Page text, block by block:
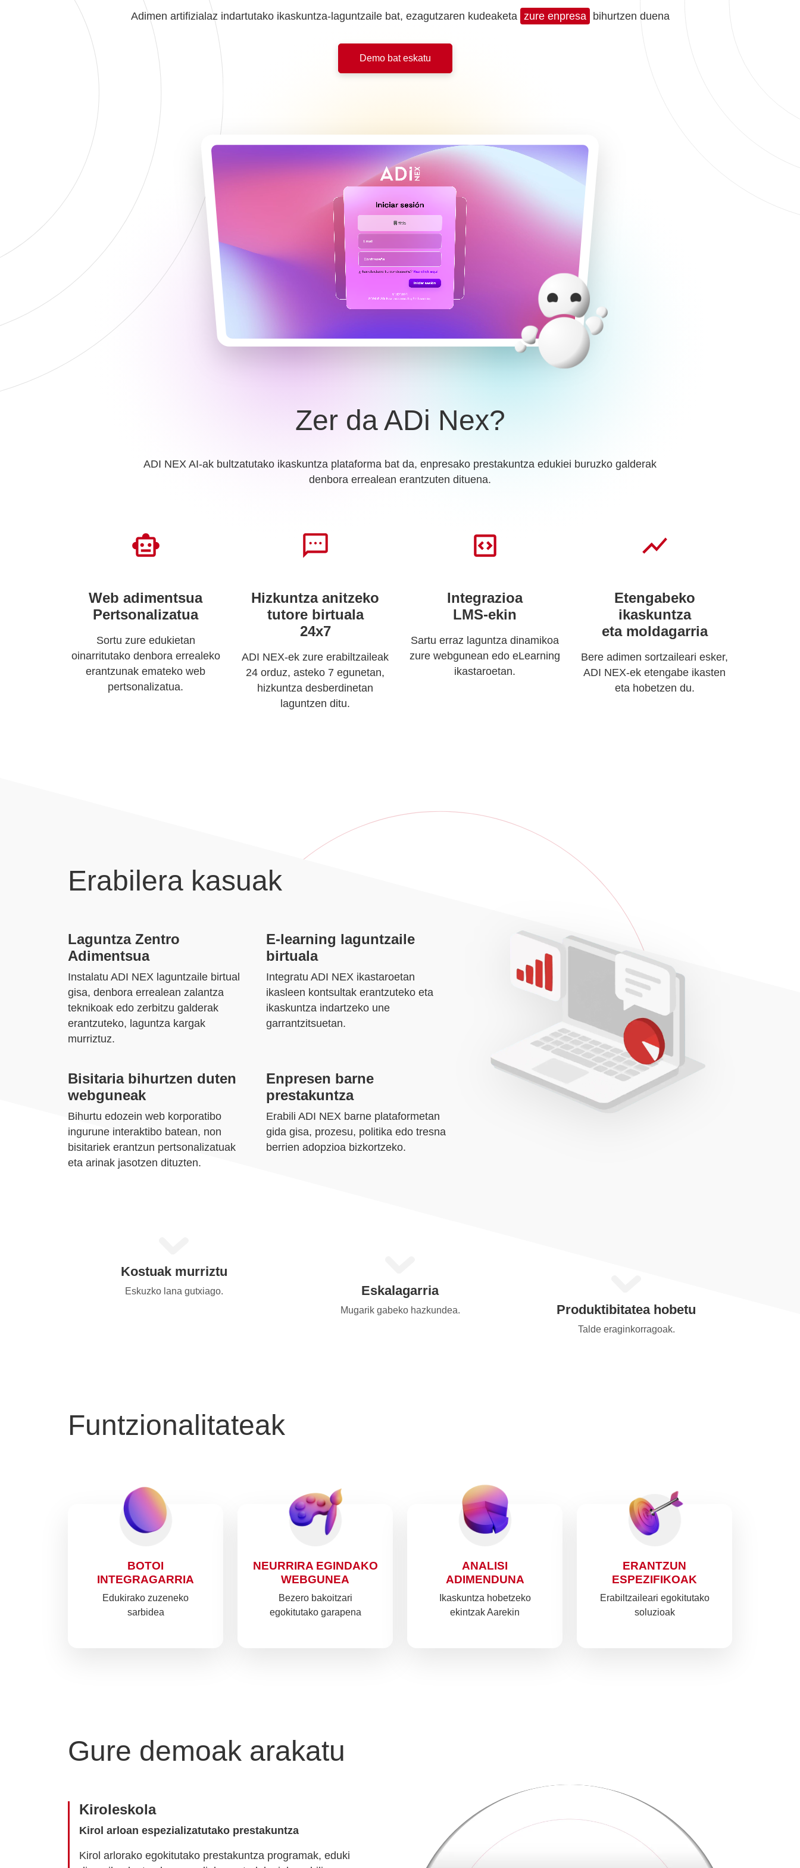
Adimen artifizialaz indartutako ikaskuntza-laguntzaile bat, ezagutzaren kudeaketa zure enpresa bihurtzen duena
Demo bat eskatu
Zer da ADi Nex?
ADI NEX AI-ak bultzatutako ikaskuntza plataforma bat da, enpresako prestakuntza edukiei buruzko galderak
denbora errealean erantzuten dituena.
Web adimentsua
Pertsonalizatua
Sortu zure edukietan
oinarritutako denbora errealeko
erantzunak emateko web
pertsonalizatua.
Hizkuntza anitzeko
tutore birtuala
24x7
ADI NEX-ek zure erabiltzaileak
24 orduz, asteko 7 egunetan,
hizkuntza desberdinetan
laguntzen ditu.
Integrazioa
LMS-ekin
Sartu erraz laguntza dinamikoa
zure webgunean edo eLearning
ikastaroetan.
Etengabeko
ikaskuntza
eta moldagarria
Bere adimen sortzaileari esker,
ADI NEX-ek etengabe ikasten
eta hobetzen du.
Erabilera kasuak
Laguntza Zentro
Adimentsua
Instalatu ADI NEX laguntzaile birtual
gisa, denbora errealean zalantza
teknikoak edo zerbitzu galderak
erantzuteko, laguntza kargak
murriztuz.
E-learning laguntzaile
birtuala
Integratu ADI NEX ikastaroetan
ikasleen kontsultak erantzuteko eta
ikaskuntza indartzeko une
garrantzitsuetan.
Bisitaria bihurtzen duten
webguneak
Bihurtu edozein web korporatibo
ingurune interaktibo batean, non
bisitariek erantzun pertsonalizatuak
eta arinak jasotzen dituzten.
Enpresen barne
prestakuntza
Erabili ADI NEX barne plataformetan
gida gisa, prozesu, politika edo tresna
berrien adopzioa bizkortzeko.
Kostuak murriztu
Eskuzko lana gutxiago. Eskalagarria
Mugarik gabeko hazkundea. Produktibitatea hobetu
Talde eraginkorragoak.
Funtzionalitateak
BOTOI
INTEGRAGARRIA
Edukirako zuzeneko
sarbidea
NEURRIRA EGINDAKO
WEBGUNEA
Bezero bakoitzari
egokitutako garapena
ANALISI
ADIMENDUNA
Ikaskuntza hobetzeko
ekintzak Aarekin
ERANTZUN
ESPEZIFIKOAK
Erabiltzaileari egokitutako
soluzioak
Gure demoak arakatu
Kiroleskola
Kirol arloan espezializatutako prestakuntza
Kirol arlorako egokitutako prestakuntza programak, eduki